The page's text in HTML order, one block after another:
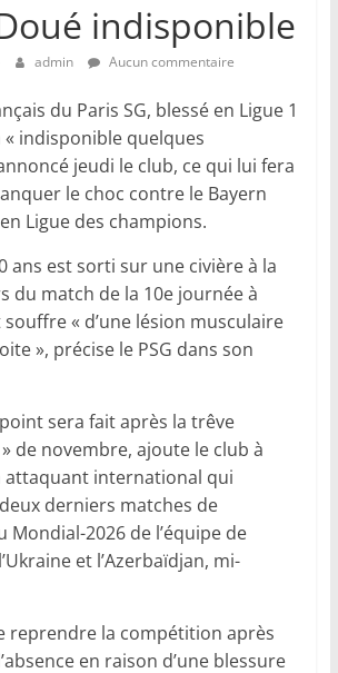
indisponible
admin Aucun commentaire
du Paris SG, blessé en Ligue 1
indisponible quelques
jeudi le club, ce qui lui fera
le choc contre le Bayern
Ligue des champions.
ans est sorti sur une civière à la
du match de la 10e journée à
« d’une lésion musculaire
», précise le PSG dans son
sera fait après la trêve
de novembre, ajoute le club à
attaquant international qui
derniers matches de
Mondial-2026 de l’équipe de
et l’Azerbaïdjan, mi-
reprendre la compétition après
en raison d’une blessure